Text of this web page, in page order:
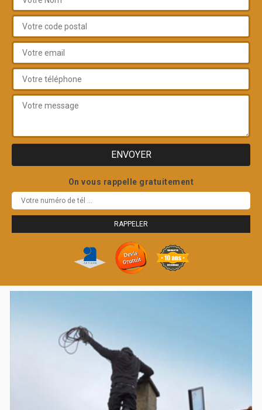
On vous rappelle gratuitement